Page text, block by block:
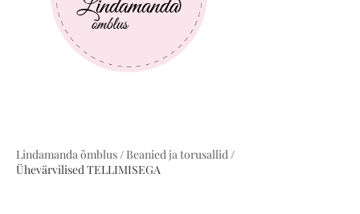
Lindamanda õmblus/ Beanied ja torusallid/
Ühevärvilised TELLIMISEGA